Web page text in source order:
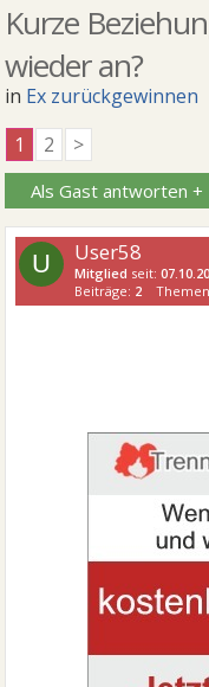
Kurze
wieder an?
in Ex zurückgewinnen
1
2 >
Als Gast antworten +
U User58
Mitglied seit:
Beiträge: 2